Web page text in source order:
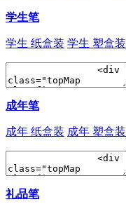
学生笔
学生 纸盒装 学生 塑盒装
成年笔
成年 纸盒装 成年 塑盒装
礼品笔